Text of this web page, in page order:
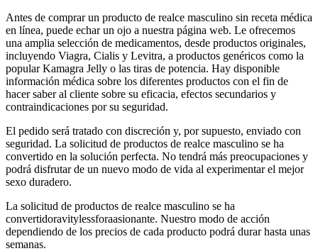
Antes de comprar un producto de realce masculino sin receta médica
en línea, puede echar un ojo a nuestra página web. Le ofrecemos
una amplia selección de medicamentos, desde productos originales,
incluyendo Viagra, Cialis y Levitra, a productos genéricos como la
popular Kamagra Jelly o las tiras de potencia. Hay disponible
información médica sobre los diferentes productos con el fin de
hacer saber al cliente sobre su eficacia, efectos secundarios y
contraindicaciones por su seguridad.
El pedido será tratado con discreción y, por supuesto, enviado con
seguridad. La solicitud de productos de realce masculino se ha
convertido en la solución perfecta. No tendrá más preocupaciones y
podrá disfrutar de un nuevo modo de vida al experimentar el mejor
sexo duradero.
La solicitud de productos de realce masculino se ha
convertidoravitylessforaasionante. Nuestro modo de acción
dependiendo de los precios de cada producto podrá durar hasta unas
semanas.